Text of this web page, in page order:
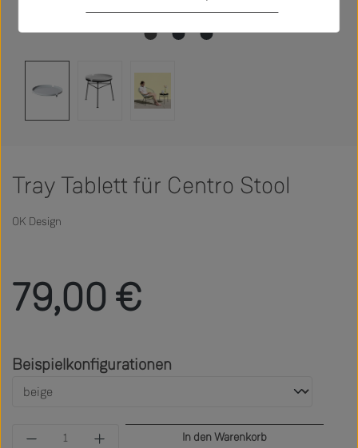
Tray Tablett für Centro Stool
OK Design
79,00 €
Beispielkonfigurationen
Produkt Anzahl: Gib den gewünschten Wert
In den Warenkorb